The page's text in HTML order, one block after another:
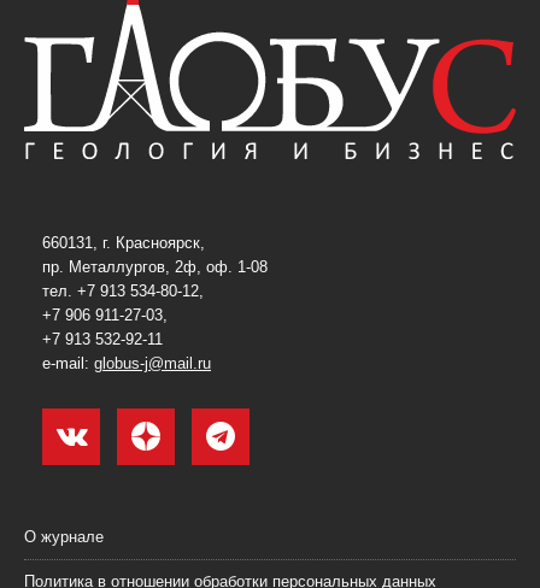
660131, г. Красноярск,
пр. Металлургов, 2ф, оф. 1-08
тел. +7 913 534-80-12,
+7 906 911-27-03,
+7 913 532-92-11
e-mail: globus-j@mail.ru
О журнале
Политика в отношении обработки персональных данных